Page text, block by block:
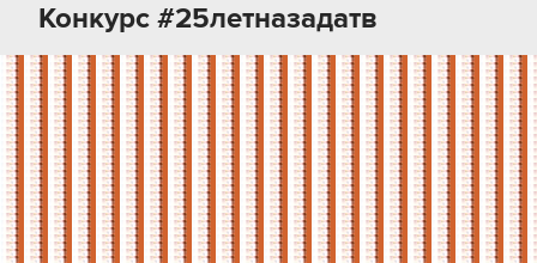
Конкурс #25летназадатв